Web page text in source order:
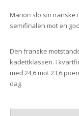
Marion slo sin iranske
semifinalen mot en
Den franske
kadettklassen. I
med 24,6 mot 23,6
dag.